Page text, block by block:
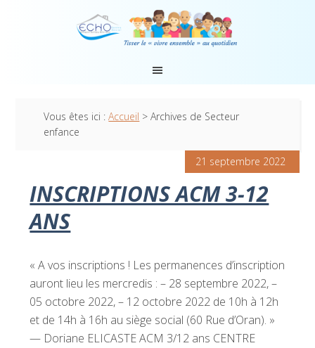
Vous êtes ici :Accueil > Archives de Secteur
enfance
21 septembre 2022
INSCRIPTIONS ACM 3-12
ANS
« A vos inscriptions ! Les permanences d’inscription
auront lieu les mercredis : – 28 septembre 2022, –
05 octobre 2022, – 12 octobre 2022 de 10h à 12h
et de 14h à 16h au siège social (60 Rue d’Oran). »
— Doriane ELICASTE ACM 3/12 ans CENTRE